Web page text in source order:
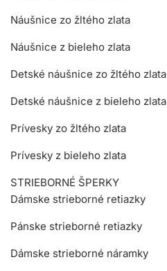
Náušnice zo žltého zlata
Náušnice z bieleho zlata
Detské náušnice zo žltého zlata
Detské náušnice z bieleho zlata
Prívesky zo žltého zlata
Prívesky z bieleho zlata
STRIEBORNÉ ŠPERKY
Dámske strieborné retiazky
Pánske strieborné retiazky
Dámske strieborné náramky